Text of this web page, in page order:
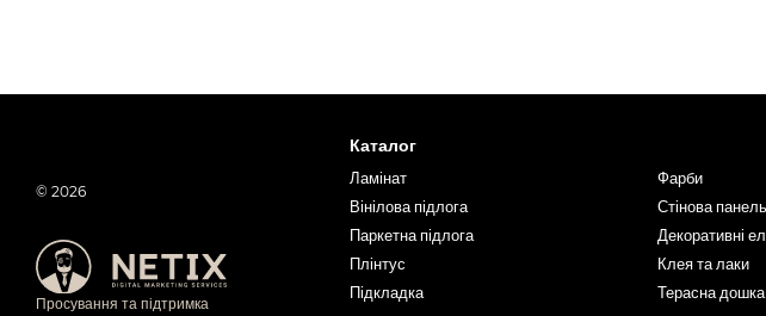
© 2026
Просування та підтримка
Каталог
Ламінат
Вінілова підлога
Паркетна підлога
Плінтус
Підкладка
Фарби
Стінова панель
Декоративні
Клея та лаки
Терасна дошка